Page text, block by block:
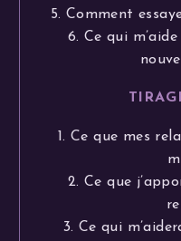
5. Comment
6. Ce qui
1. Ce que mes
2. Ce que
3. Ce qui